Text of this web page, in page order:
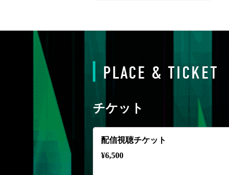
PLACE & TICKET
チケット
配信視聴チケット
¥6,500